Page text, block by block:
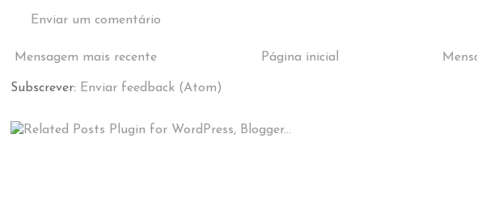
Enviar um comentário
Mensagem mais recente Página inicial
Subscrever: Enviar feedback (Atom)